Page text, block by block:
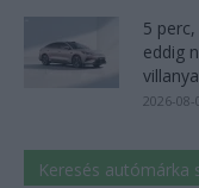
5
eddig
2026-08-
Keresés autómárka